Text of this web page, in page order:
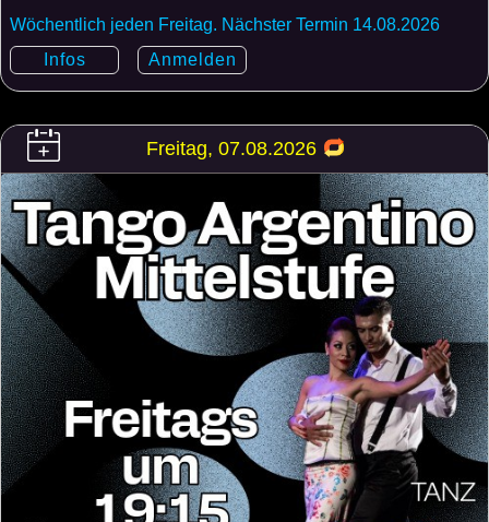
Wöchentlich jeden Freitag. Nächster Termin 14.08.2026
Infos
Anmelden
Freitag, 07.08.2026